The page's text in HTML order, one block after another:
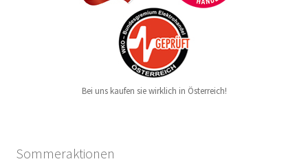
Bei uns kaufen sie wirklich in Österreich!
Sommeraktionen